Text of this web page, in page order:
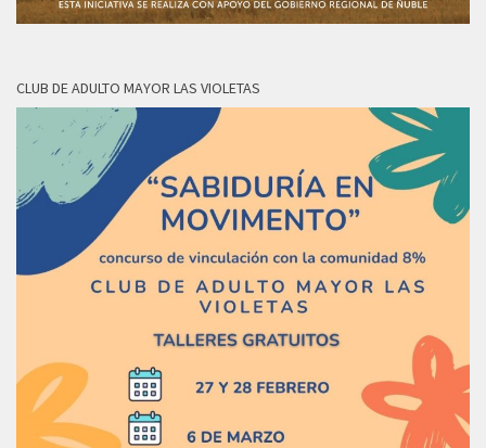
CLUB DE ADULTO MAYOR LAS VIOLETAS